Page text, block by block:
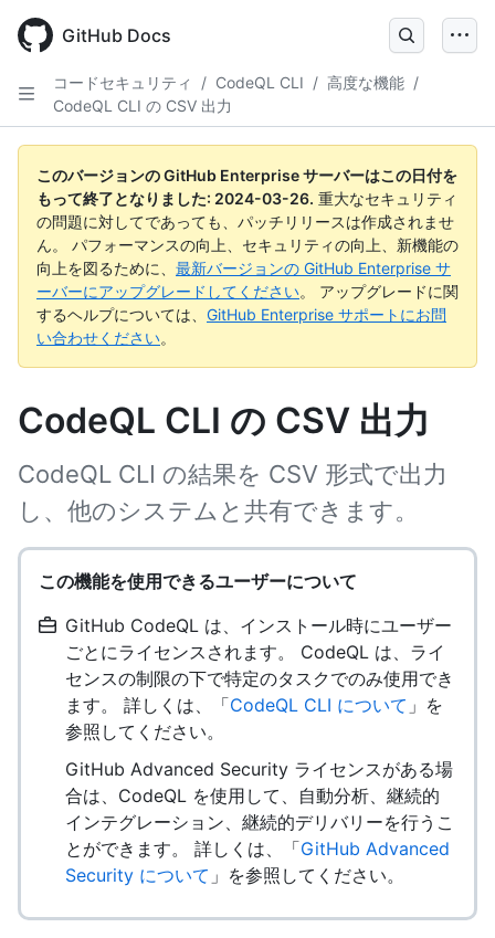
main
GitHub Docs
コードセキュリティ / CodeQL CLI / 高度な機能 /
CodeQL CLI の CSV 出力
このバージョンの GitHub Enterprise サーバーはこの日付を
もって終了となりました: 2024-03-26. 重大なセキュリティ
の問題に対してであっても、パッチリリースは作成されませ
ん。 パフォーマンスの向上、セキュリティの向上、新機能の
向上を図るために、 最新バージョンの GitHub Enterprise サ
ーバーにアップグレードしてください。 アップグレードに関
するヘルプについては、 GitHub Enterprise サポートにお問
い合わせください。
CodeQL CLI の CSV 出力
CodeQL CLI の結果を CSV 形式で出力
し、他のシステムと共有できます。
この機能を使用できるユーザーについて
GitHub CodeQL は、インストール時にユーザー
ごとにライセンスされます。 CodeQL は、ライ
センスの制限の下で特定のタスクでのみ使用でき
ます。 詳しくは、「CodeQL CLI について 」を
参照してください。
GitHub Advanced Security ライセンスがある場
合は、CodeQL を使用して、自動分析、継続的
インテグレーション、継続的デリバリーを行うこ
とができます。 詳しくは、「GitHub Advanced
Security について 」を参照してください。